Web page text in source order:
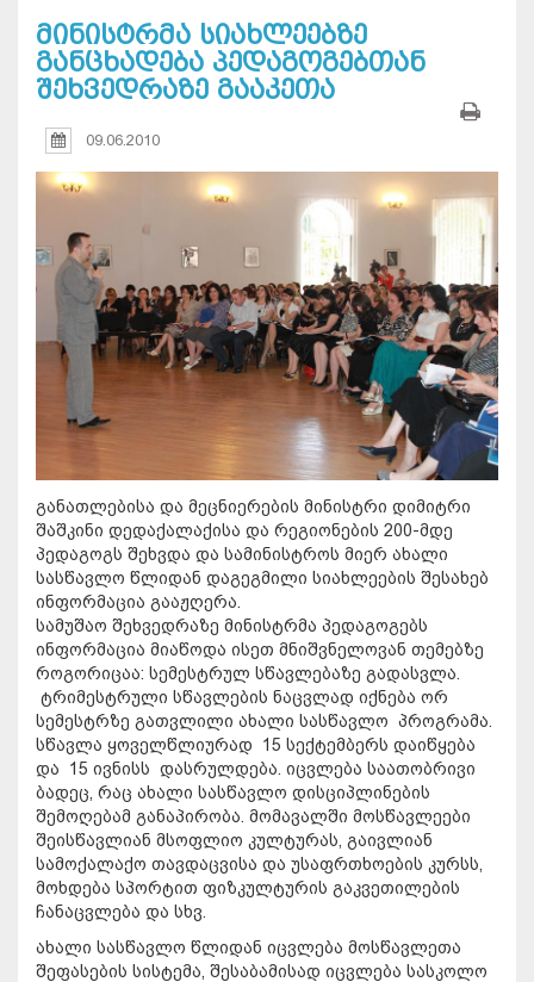
მინისტრმა სიახლეებზე
განცხადება პედაგოგებთან
შეხვედრაზე გააკეთა
09.06.2010
განათლებისა და მეცნიერების მინისტრი დიმიტრი
შაშკინი დედაქალაქისა და რეგიონების 200-მდე
პედაგოგს შეხვდა და სამინისტროს მიერ ახალი
სასწავლო წლიდან დაგეგმილი სიახლეების შესახებ
ინფორმაცია გააჟღერა.
სამუშაო შეხვედრაზე მინისტრმა პედაგოგებს
ინფორმაცია მიაწოდა ისეთ მნიშვნელოვან თემებზე
როგორიცაა: სემესტრულ სწავლებაზე გადასვლა.
ტრიმესტრული სწავლების ნაცვლად იქნება ორ
სემესტრზე გათვლილი ახალი სასწავლო პროგრამა.
სწავლა ყოველწლიურად 15 სექტემბერს დაიწყება
და 15 ივნისს დასრულდება. იცვლება საათობრივი
ბადეც, რაც ახალი სასწავლო დისციპლინების
შემოღებამ განაპირობა. მომავალში მოსწავლეები
შეისწავლიან მსოფლიო კულტურას, გაივლიან
სამოქალაქო თავდაცვისა და უსაფრთხოების კურსს,
მოხდება სპორტით ფიზკულტურის გაკვეთილების
ჩანაცვლება და სხვ.
ახალი სასწავლო წლიდან იცვლება მოსწავლეთა
შეფასების სისტემა, შესაბამისად იცვლება სასკოლო